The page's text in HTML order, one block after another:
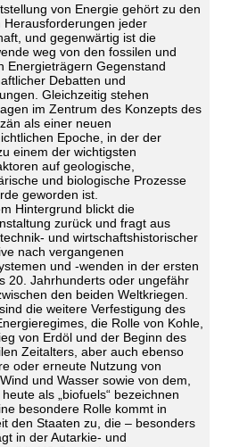
von Energie gehört zu den
Herausforderungen jeder
und gegenwärtig ist die
weg von den fossilen und
Energieträgern Gegenstand
Debatten und
Gleichzeitig stehen
im Zentrum des Konzepts des
als einer neuen
Epoche, in der der
einem der wichtigsten
auf geologische,
und biologische Prozesse
geworden ist.
Hintergrund blickt die
zurück und fragt aus
und wirtschaftshistorischer
nach vergangenen
und -wenden in der ersten
20. Jahrhunderts oder ungefähr
den beiden Weltkriegen.
die weitere Verfestigung des
die Rolle von Kohle,
von Erdöl und der Beginn des
Zeitalters, aber auch ebenso
oder erneute Nutzung von
und Wasser sowie von dem,
als „biofuels“ bezeichnen
besondere Rolle kommt in
den Staaten zu, die – besonders
in der Autarkie- und